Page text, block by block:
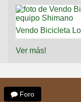
Vendo Bicicleta
Ver más!
Foro